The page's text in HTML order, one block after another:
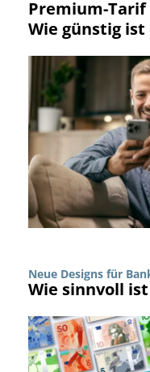
Premium-Tarif
Wie günstig ist
Neue Designs für
Wie sinnvoll ist